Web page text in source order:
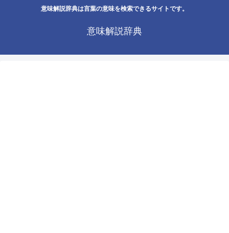
意味解説辞典は言葉の意味を検索できるサイトです。
意味解説辞典